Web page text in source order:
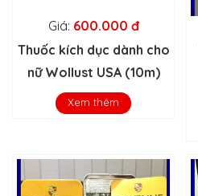
Giá: 600.000 đ
Thuốc kích dục dành cho
nữ Wollust USA (10m)
Xem thêm